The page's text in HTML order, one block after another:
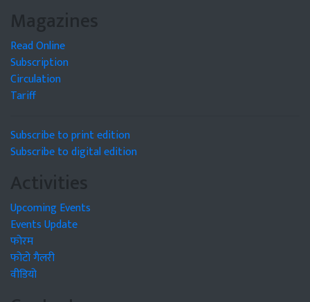
Magazines
Read Online
Subscription
Circulation
Tariff
Subscribe to print edition
Subscribe to digital edition
Activities
Upcoming Events
Events Update
फोरम
फोटो गैलरी
वीडियो